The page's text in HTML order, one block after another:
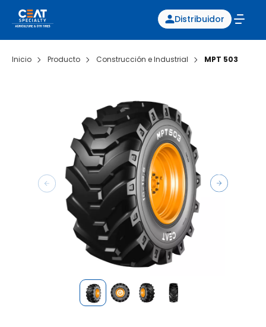
Distribuidor
Inicio Producto Construcción e Industrial MPT 503